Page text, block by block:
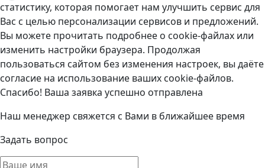
статистику, которая помогает нам улучшить сервис для
Вас с целью персонализации сервисов и предложений.
Вы можете прочитать подробнее о cookie-файлах или
изменить настройки браузера. Продолжая
пользоваться сайтом без изменения настроек, вы даёте
согласие на использование ваших cookie-файлов.
Спасибо! Ваша заявка успешно отправлена
Наш менеджер свяжется с Вами в ближайшее время
Задать вопрос